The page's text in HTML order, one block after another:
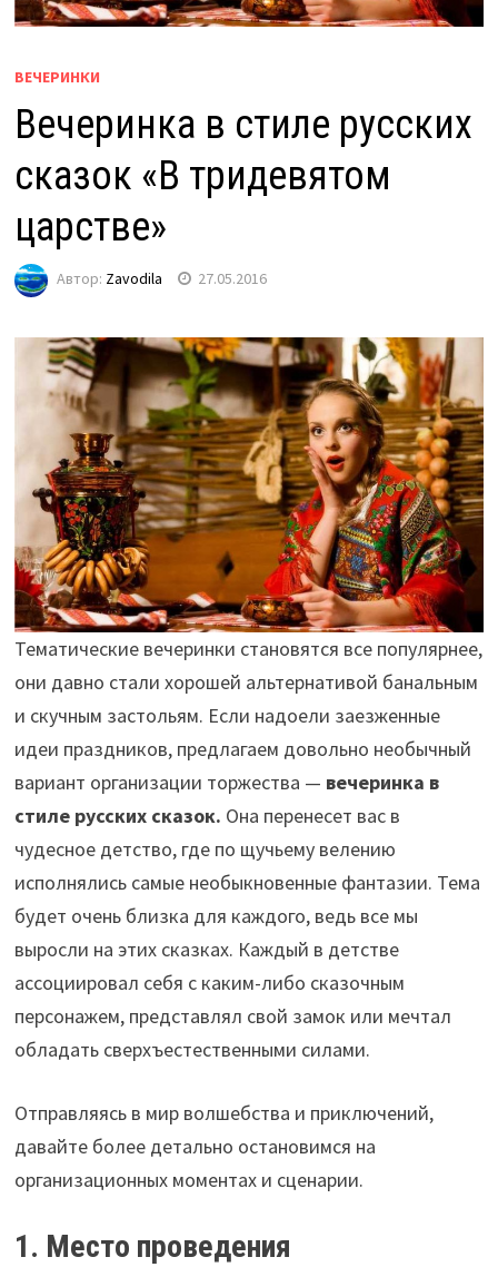
ВЕЧЕРИНКИ
Вечеринка в стиле русских
сказок «В тридевятом
царстве»
Автор: Zavodila 27.05.2016
Тематические вечеринки становятся все популярнее,
они давно стали хорошей альтернативой банальным
и скучным застольям. Если надоели заезженные
идеи праздников, предлагаем довольно необычный
вариант организации торжества — вечеринка в
стиле русских сказок. Она перенесет вас в
чудесное детство, где по щучьему велению
исполнялись самые необыкновенные фантазии. Тема
будет очень близка для каждого, ведь все мы
выросли на этих сказках. Каждый в детстве
ассоциировал себя с каким-либо сказочным
персонажем, представлял свой замок или мечтал
обладать сверхъестественными силами.
Отправляясь в мир волшебства и приключений,
давайте более детально остановимся на
организационных моментах и сценарии.
1. Место проведения